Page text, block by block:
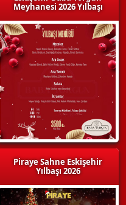
Meyhanesi 2026 Yılbaşı
Piraye Sahne Eskişehir
Yılbaşı 2026